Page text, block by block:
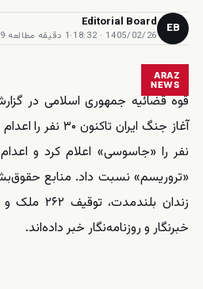
EB
Editorial Board
1405/02/26 · 18:32
·1 دقیقه مطالعه ·
99
ARAZ
NEWS
قوه قضائیه جمهوری اسلامی در
نفر را «جاسوسی» اعلام کرد و
«تروریسم» نسبت داد. منابع
خبرنگار و روزنامه‌نگار خبر داده‌اند.